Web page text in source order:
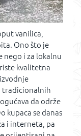
vanilica,
Ono što je
nego i za lokalnu
kvalitetna
tradicionalnih
da održe
kupaca se danas
i interneta, pa